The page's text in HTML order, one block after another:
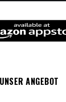
UNSER ANGEBOT